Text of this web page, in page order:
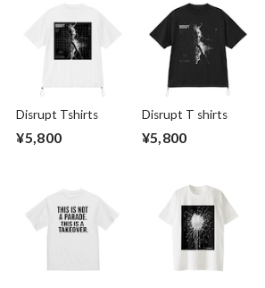
Disrupt Tshirts
¥5,800
Disrupt T shirts
¥5,800